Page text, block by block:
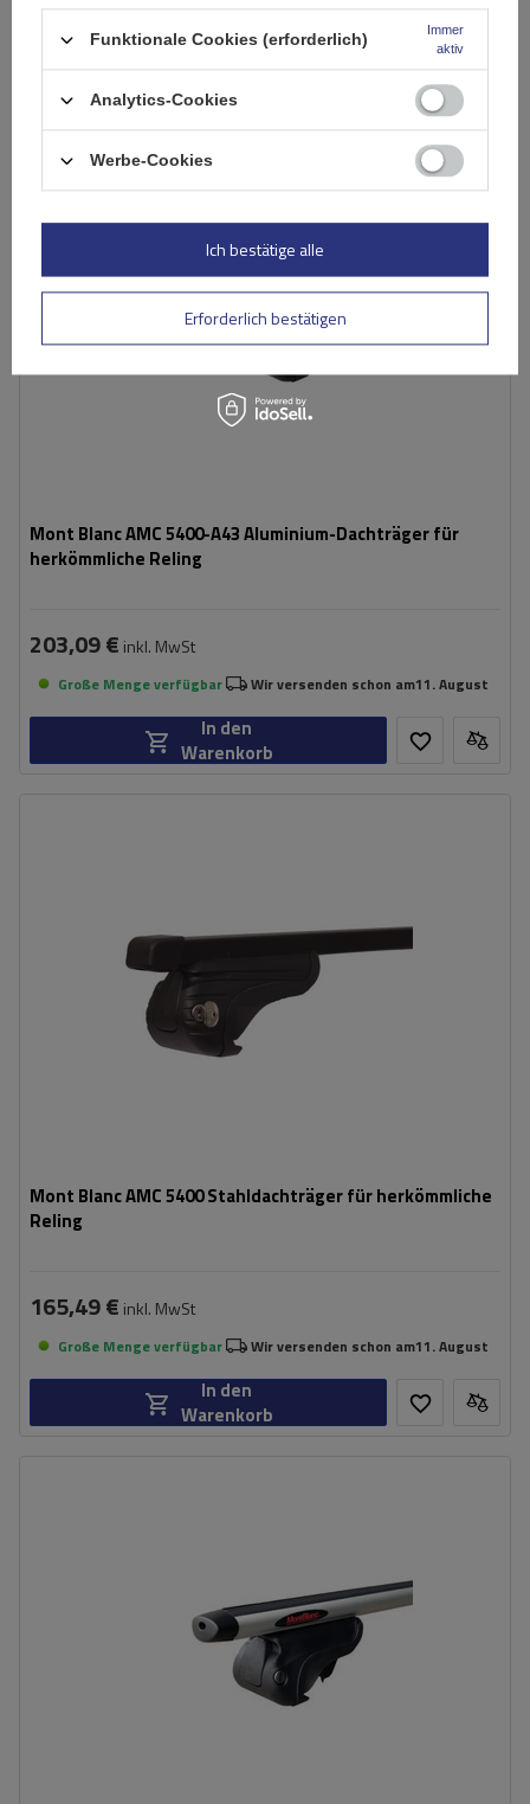
11. August
Warenkorb
Mont Blanc AMC 5400-A43 Aluminium-Dachträger für
herkömmliche Reling
203,09 € inkl. MwSt
Große Menge verfügbar Wir versenden schon am11. August
In den
Warenkorb
Mont Blanc AMC 5400 Stahldachträger für herkömmliche
Reling
165,49 € inkl. MwSt
Große Menge verfügbar Wir versenden schon am11. August
In den
Warenkorb
Funktionale Cookies (erforderlich)
Immer
aktiv
Analytics-Cookies
Werbe-Cookies
Erforderlich bestätigen
Ich bestätige alle